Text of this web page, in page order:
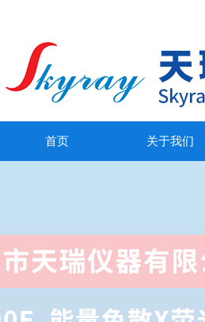
首页 关于我们